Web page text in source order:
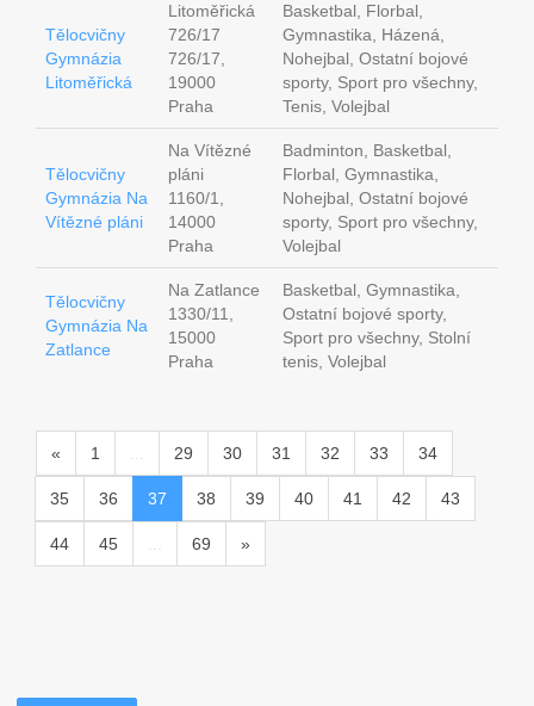
Tělocvičny
Gymnázia
Litoměřická
Litoměřická
726/17
726/17,
19000
Praha
Basketbal, Florbal,
Gymnastika, Házená,
Nohejbal, Ostatní bojové
sporty, Sport pro všechny,
Tenis, Volejbal
Tělocvičny
Gymnázia Na
Vítězné pláni
Na Vítězné
pláni
1160/1,
14000
Praha
Badminton, Basketbal,
Florbal, Gymnastika,
Nohejbal, Ostatní bojové
sporty, Sport pro všechny,
Volejbal
Tělocvičny
Gymnázia Na
Zatlance
Na Zatlance
1330/11,
15000
Praha
Basketbal, Gymnastika,
Ostatní bojové sporty,
Sport pro všechny, Stolní
tenis, Volejbal
« 1 ... 29 30 31 32 33 34
35 36 37 38 39 40 41 42 43
44 45 ... 69 »